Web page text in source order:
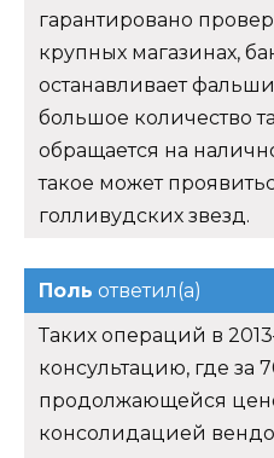
гарантировано
крупных магазинах,
останавливает
большое количество
обращается на
такое может
голливудских звезд.
Поль ответил(а)
Таких операций в
консультацию, где за
продолжающейся
консолидацией